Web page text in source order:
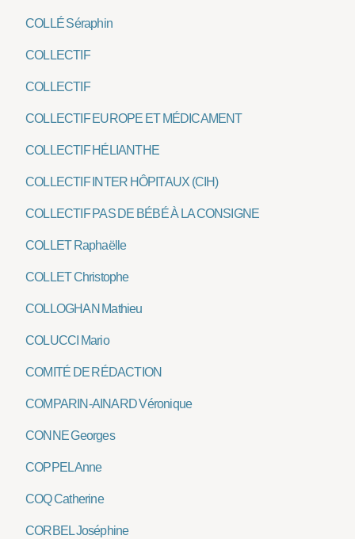
COLLÉ Séraphin
COLLECTIF
COLLECTIF
COLLECTIF EUROPE ET MÉDICAMENT
COLLECTIF HÉLIANTHE
COLLECTIF INTER HÔPITAUX (CIH)
COLLECTIF PAS DE BÉBÉ À LA CONSIGNE
COLLET Raphaëlle
COLLET Christophe
COLLOGHAN Mathieu
COLUCCI Mario
COMITÉ DE RÉDACTION
COMPARIN-AINARD Véronique
CONNE Georges
COPPEL Anne
COQ Catherine
CORBEL Joséphine